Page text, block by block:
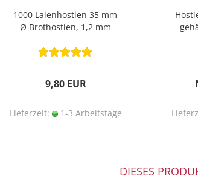
1000 Laienhostien 35 mm
Ø Brothostien, 1,2 mm
stark
9,80 EUR
Lieferzeit: 1-3 Arbeitstage
DIESES